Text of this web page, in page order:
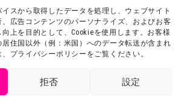
スから取得したデータを処理し、ウェブサイト
広告コンテンツのパーソナライズ、およびお客
上を目的として、Cookieを使用します。お客様
住国以外（例：米国）へのデータ転送が含まれ
プライバシーポリシーをご覧ください。
拒否 設定
シー
スタッフ募集